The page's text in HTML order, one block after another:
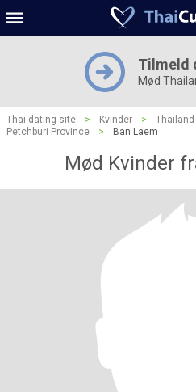
Tilmeld
Mød
Thai dating-site > Kvinder > Thailand
Petchburi Province
> Ban Laem
Mød Kvinder